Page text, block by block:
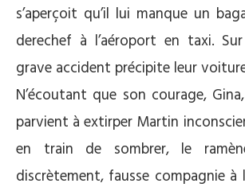
s’aperçoit qu’il lui manque un
derechef à l’aéroport en taxi.
grave accident précipite leur
N’écoutant que son courage,
parvient à extirper Martin
en train de sombrer, le
discrètement, fausse compagnie